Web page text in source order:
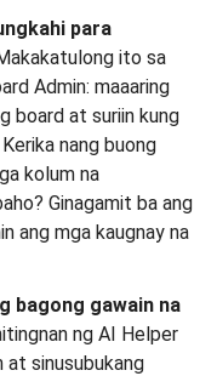
para
ito sa
Admin: maaaring
board at suriin kung
nang buong
kolum na
Ginagamit ba ang
ang mga kaugnay na
bagong gawain na
ng AI Helper
at sinusubukang